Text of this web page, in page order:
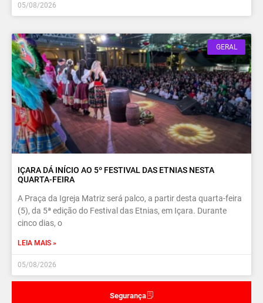
Segurança
05/08/2026
GERAL
IÇARA DÁ INÍCIO AO 5º FESTIVAL DAS ETNIAS NESTA
QUARTA-FEIRA
A Praça da Igreja Matriz será palco, a partir desta quarta-feira
(5), da 5ª edição do Festival das Etnias, em Içara. Durante
cinco dias, o
LEIA MAIS »
05/08/2026